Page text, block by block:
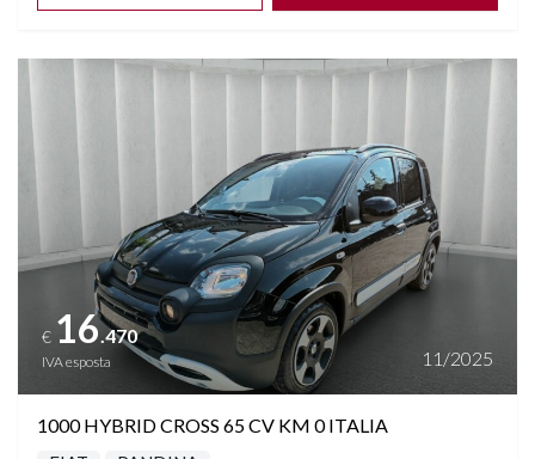
Vedi dettagli
€ 16.470
IVA esposta 11/2025
1000 HYBRID CROSS 65 CV KM 0 ITALIA